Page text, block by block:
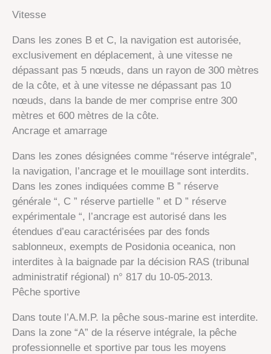
Vitesse
Dans les zones B et C, la navigation est autorisée,
exclusivement en déplacement, à une vitesse ne
dépassant pas 5 nœuds, dans un rayon de 300 mètres
de la côte, et à une vitesse ne dépassant pas 10
nœuds, dans la bande de mer comprise entre 300
mètres et 600 mètres de la côte.
Ancrage et amarrage
Dans les zones désignées comme “réserve intégrale”,
la navigation, l’ancrage et le mouillage sont interdits.
Dans les zones indiquées comme B ” réserve
générale “, C ” réserve partielle ” et D ” réserve
expérimentale “, l’ancrage est autorisé dans les
étendues d’eau caractérisées par des fonds
sablonneux, exempts de Posidonia oceanica, non
interdites à la baignade par la décision RAS (tribunal
administratif régional) n° 817 du 10-05-2013.
Pêche sportive
Dans toute l’A.M.P. la pêche sous-marine est interdite.
Dans la zone “A” de la réserve intégrale, la pêche
professionnelle et sportive par tous les moyens